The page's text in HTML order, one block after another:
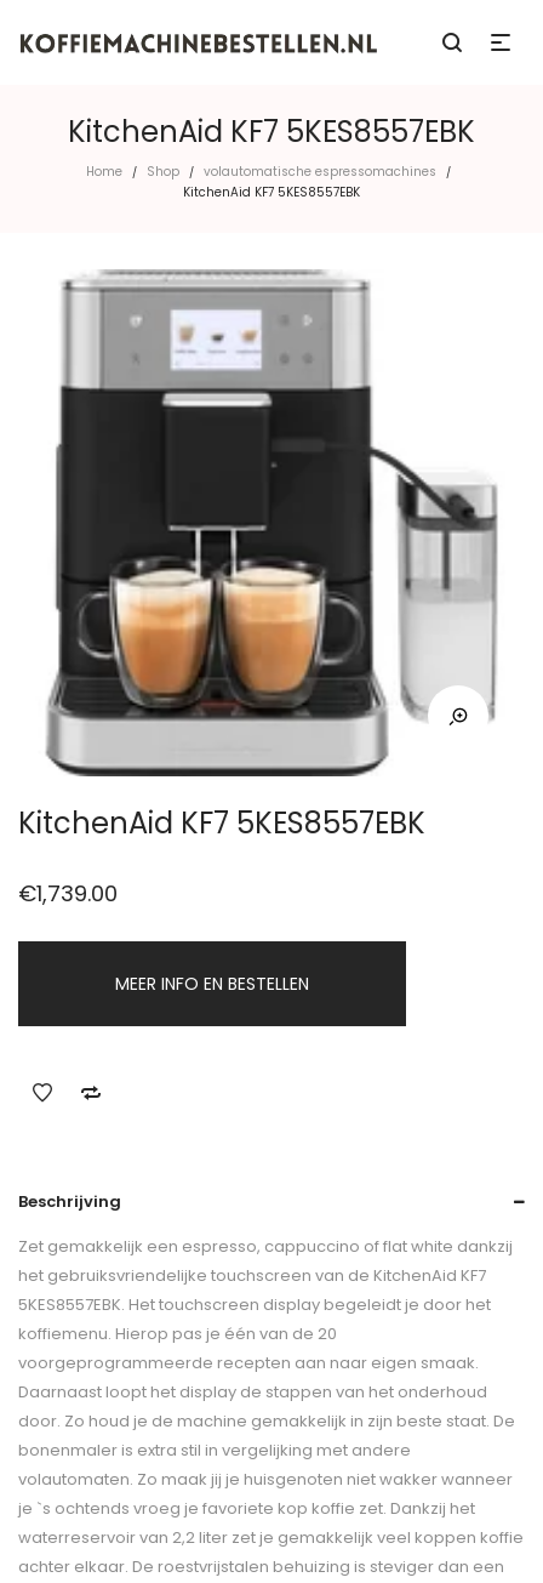
KitchenAid KF7 5KES8557EBK
Home / Shop / volautomatische espressomachines /
KitchenAid KF7 5KES8557EBK
KitchenAid KF7 5KES8557EBK
€1,739.00
MEER INFO EN BESTELLEN
Beschrijving
Zet gemakkelijk een espresso, cappuccino of flat white dankzij
het gebruiksvriendelijke touchscreen van de KitchenAid KF7
5KES8557EBK. Het touchscreen display begeleidt je door het
koffiemenu. Hierop pas je één van de 20
voorgeprogrammeerde recepten aan naar eigen smaak.
Daarnaast loopt het display de stappen van het onderhoud
door. Zo houd je de machine gemakkelijk in zijn beste staat. De
bonenmaler is extra stil in vergelijking met andere
volautomaten. Zo maak jij je huisgenoten niet wakker wanneer
je `s ochtends vroeg je favoriete kop koffie zet. Dankzij het
waterreservoir van 2,2 liter zet je gemakkelijk veel koppen koffie
achter elkaar. De roestvrijstalen behuizing is steviger dan een